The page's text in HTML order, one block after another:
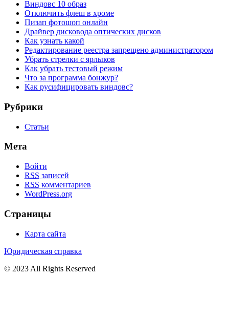
Виндовс 10 образ
Отключить флеш в хроме
Пизап фотошоп онлайн
Драйвер дисковода оптических дисков
Как узнать какой
Редактирование реестра запрещено администратором
Убрать стрелки с ярлыков
Как убрать тестовый режим
Что за программа бонжур?
Как русифицировать виндовс?
Рубрики
Статьи
Мета
Войти
RSS записей
RSS комментариев
WordPress.org
Страницы
Карта сайта
Юридическая справка
© 2023 All Rights Reserved